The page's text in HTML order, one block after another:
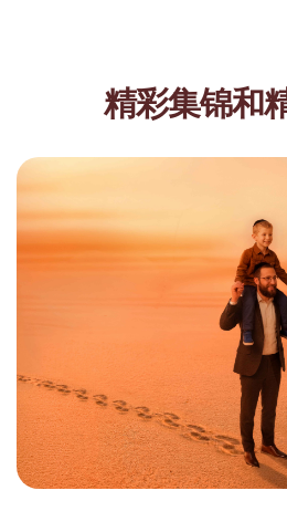
精彩集锦和